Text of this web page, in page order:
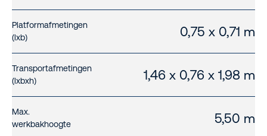
Platformafmetingen
(lxb)
0,75 x 0,71 m
Transportafmetingen
(lxbxh)
1,46 x 0,76 x 1,98 m
Max.
werkbakhoogte
5,50 m